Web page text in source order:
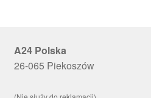
A24 Polska
26-065 Piekoszów